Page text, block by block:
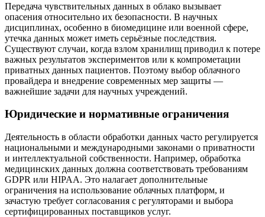
Передача чувствительных данных в облако вызывает
опасения относительно их безопасности. В научных
дисциплинах, особенно в биомедицине или военной сфере,
утечка данных может иметь серьёзные последствия.
Существуют случаи, когда взлом хранилищ приводил к потере
важных результатов экспериментов или к компрометации
приватных данных пациентов. Поэтому выбор облачного
провайдера и внедрение современных мер защиты —
важнейшие задачи для научных учреждений.
Юридические и нормативные ограничения
Деятельность в области обработки данных часто регулируется
национальными и международными законами о приватности
и интеллектуальной собственности. Например, обработка
медицинских данных должна соответствовать требованиям
GDPR или HIPAA. Это налагает дополнительные
ограничения на использование облачных платформ, и
зачастую требует согласования с регуляторами и выбора
сертифицированных поставщиков услуг.